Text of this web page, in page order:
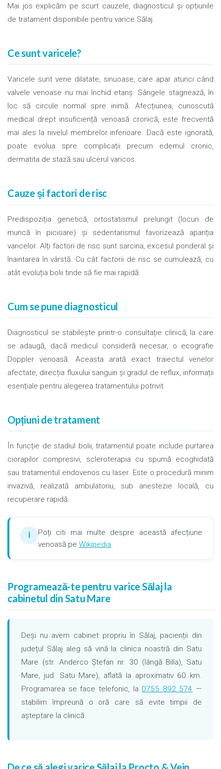
Mai jos explicăm pe scurt cauzele, diagnosticul și opțiunile
de tratament disponibile pentru varice Sălaj.
Ce sunt varicele?
Varicele sunt vene dilatate, sinuoase, care apar atunci când
valvele venoase nu mai închid etanș. Sângele stagnează, în
loc să circule normal spre inimă. Afecțiunea, cunoscută
medical drept insuficiență venoasă cronică, este frecventă
mai ales la nivelul membrelor inferioare. Dacă este ignorată,
poate evolua spre complicații precum edemul cronic,
dermatita de stază sau ulcerul varicos.
Cauze și factori de risc
Predispoziția genetică, ortostatismul prelungit (locuri de
muncă în picioare) și sedentarismul favorizează apariția
varicelor. Alți factori de risc sunt sarcina, excesul ponderal și
înaintarea în vârstă. Cu cât factorii de risc se cumulează, cu
atât evoluția bolii tinde să fie mai rapidă.
Cum se pune diagnosticul
Diagnosticul se stabilește printr-o consultație clinică, la care
se adaugă, dacă medicul consideră necesar, o ecografie
Doppler venoasă. Aceasta arată exact traiectul venelor
afectate, direcția fluxului sanguin și gradul de reflux, informații
esențiale pentru alegerea tratamentului potrivit.
Opțiuni de tratament
În funcție de stadiul bolii, tratamentul poate include purtarea
ciorapilor compresivi, scleroterapia cu spumă ecoghidată
sau tratamentul endovenos cu laser. Este o procedură minim
invazivă, realizată ambulatoriu, sub anestezie locală, cu
recuperare rapidă.
ℹ
Poți citi mai multe despre această afecțiune
venoasă pe Wikipedia.
Programează-te pentru varice Sălaj la
cabinetul din Satu Mare
Deși nu avem cabinet propriu în Sălaj, pacienții din
județul Sălaj aleg să vină la clinica noastră din Satu
Mare (str. Anderco Ștefan nr. 30 (lângă Billa), Satu
Mare, jud. Satu Mare), aflată la aproximativ 60 km.
Programarea se face telefonic, la 0755 892 574 —
stabilim împreună o oră care să evite timpii de
așteptare la clinică.